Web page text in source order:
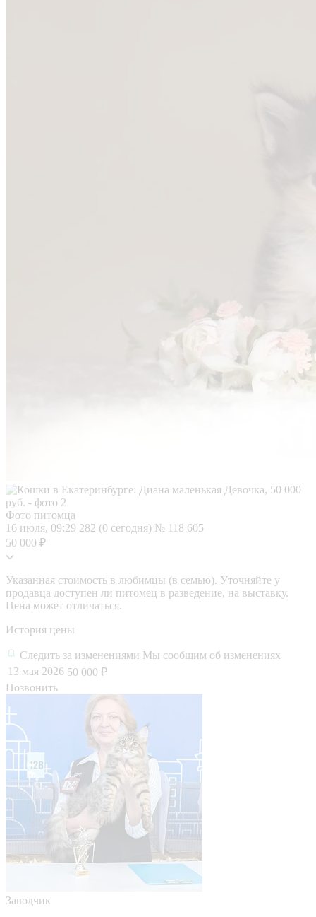
Фото питомца
16 июля, 09:29 282 (0 сегодня) № 118 605
50 000 ₽
Указанная стоимость в любимцы (в семью). Уточняйте у
продавца доступен ли питомец в разведение, на выставку.
Цена может отличаться.
История цены
Следить за изменениями Мы сообщим об изменениях
13 мая 2026 50 000 ₽
Позвонить
Заводчик